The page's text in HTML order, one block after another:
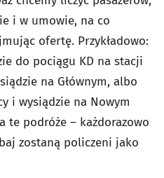
i w umowie, na co
ofertę. Przykładowo:
do pociągu KD na stacji
na Głównym, albo
i wysiądzie na Nowym
te podróże – każdorazowo
zostaną policzeni jako